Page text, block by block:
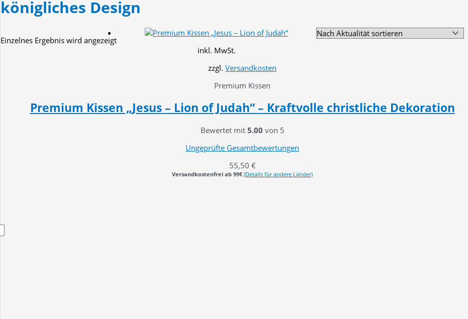
königliches Design
Einzelnes Ergebnis wird angezeigt
inkl. MwSt.
zzgl.Versandkosten
Premium Kissen
Premium Kissen „Jesus – Lion of Judah“ – Kraftvolle christliche Dekoration
Bewertet mit 5.00 von 5
Ungeprüfte Gesamtbewertungen
55,50 €
Versandkostenfrei ab 99€ (Details für andere Länder)